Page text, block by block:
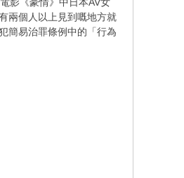
兩個人以上見到嘅地方就
簡易治罪條例中的「行為